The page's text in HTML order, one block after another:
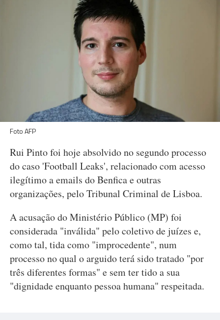
Foto AFP
Rui Pinto foi hoje absolvido no segundo processo
do caso 'Football Leaks', relacionado com acesso
ilegítimo a emails do Benfica e outras
organizações, pelo Tribunal Criminal de Lisboa.
A acusação do Ministério Público (MP) foi
considerada "inválida" pelo coletivo de juízes e,
como tal, tida como "improcedente", num
processo no qual o arguido terá sido tratado "por
três diferentes formas" e sem ter tido a sua
"dignidade enquanto pessoa humana" respeitada.